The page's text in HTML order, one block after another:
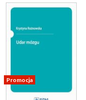
Promocja